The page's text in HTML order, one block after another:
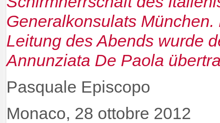
Generalkonsulats
Leitung des Abends wurde
Annunziata De Paola
Pasquale Episcopo
Monaco, 28 ottobre 2012